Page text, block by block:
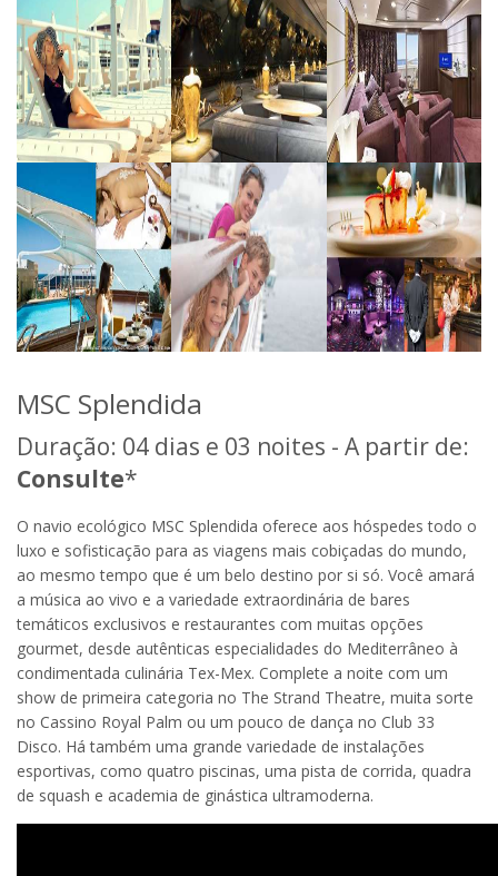
MSC Splendida
Duração: 04 dias e 03 noites - A partir de:
Consulte*
O navio ecológico MSC Splendida oferece aos hóspedes todo o
luxo e sofisticação para as viagens mais cobiçadas do mundo,
ao mesmo tempo que é um belo destino por si só. Você amará
a música ao vivo e a variedade extraordinária de bares
temáticos exclusivos e restaurantes com muitas opções
gourmet, desde autênticas especialidades do Mediterrâneo à
condimentada culinária Tex-Mex. Complete a noite com um
show de primeira categoria no The Strand Theatre, muita sorte
no Cassino Royal Palm ou um pouco de dança no Club 33
Disco. Há também uma grande variedade de instalações
esportivas, como quatro piscinas, uma pista de corrida, quadra
de squash e academia de ginástica ultramoderna.